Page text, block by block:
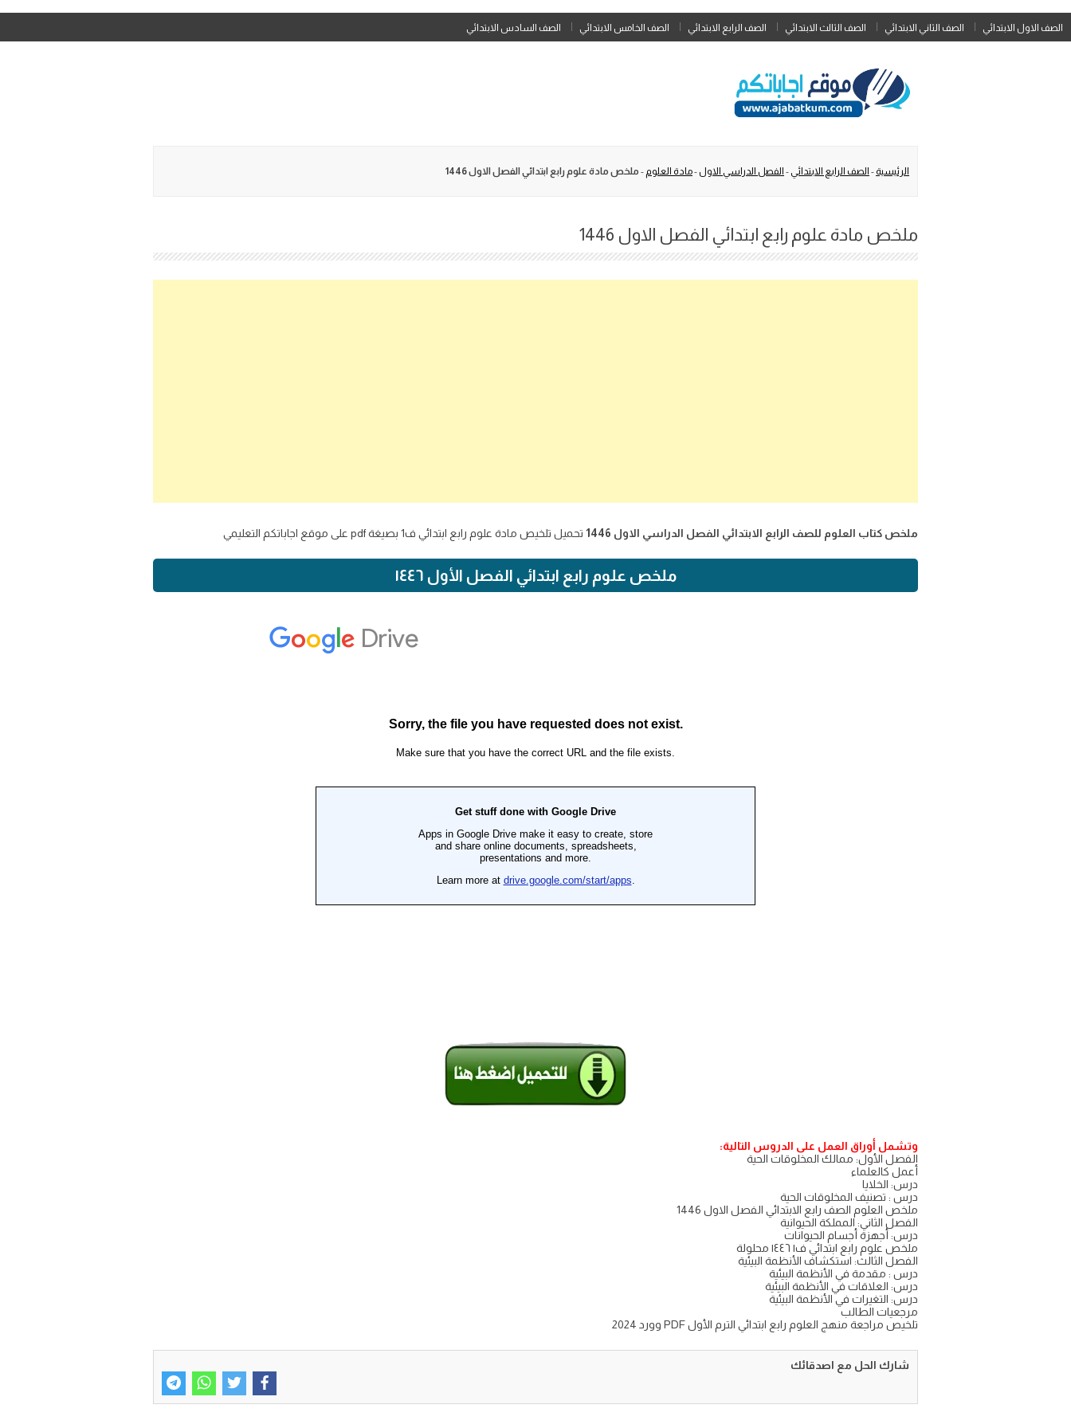
Skip
to
الصف الاول الابتدائي الصف الثاني الابتدائي الصف الثالث الابتدائي الصف الرابع الابتدائي الصف الخامس الابتدائي الصف السادس الابتدائي
الرئيسية - الصف الرابع الابتدائي - الفصل الدراسي الاول-مادة العلوم - ملخص مادة علوم رابع ابتدائي الفصل الاول 1446
ملخص مادة علوم رابع ابتدائي الفصل الاول 1446
ملخص كتاب العلوم للصف الرابع الابتدائي الفصل الدراسي الاول 1446 تحميل تلخيص مادة علوم رابع ابتدائي ف1 بصيغة pdf على موقع اجاباتكم التعليمي
ملخص علوم رابع ابتدائي الفصل الأول ١٤٤٦
وتشمل أوراق العمل على الدروس التالية:
الفصل الأول: ممالك المخلوقات الحية
أعمل كالعلماء
درس: الخلايا
درس : تصنيف المخلوقات الحية
ملخص العلوم الصف رابع الابتدائي الفصل الاول 1446
الفصل الثاني: المملكة الحيوانية
درس: أجهزة أجسام الحيوانات
ملخص علوم رابع ابتدائي ف١ ١٤٤٦ محلولة
الفصل الثالث: استكشاف الأنظمة البيئية
درس : مقدمة في الأنظمة البيئية
درس: العلاقات في الأنظمة البيئية
درس: التغيرات في الأنظمة البيئية
مرجعيات الطالب
تلخيص مراجعة منهج العلوم رابع ابتدائي الترم الأول PDF وورد 2024
شارك الحل مع اصدقائك